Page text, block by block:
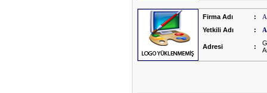
Firma Adı :
Yetkili Adı
:
Adresi :